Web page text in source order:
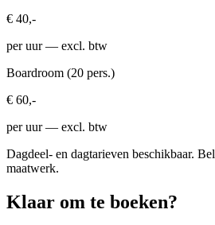
€ 40,-
per uur— excl. btw
Boardroom (20 pers.)
€ 60,-
per uur— excl. btw
Dagdeel- en dagtarieven beschikbaar. Bel
maatwerk.
Klaar om te boeken?